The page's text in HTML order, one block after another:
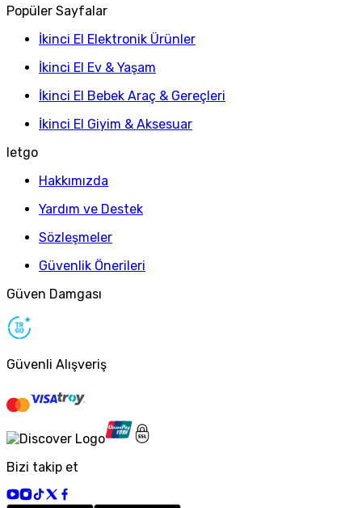
Popüler Sayfalar
İkinci El Elektronik Ürünler
İkinci El Ev & Yaşam
İkinci El Bebek Araç & Gereçleri
İkinci El Giyim & Aksesuar
letgo
Hakkımızda
Yardım ve Destek
Sözleşmeler
Güvenlik Önerileri
Güven Damgası
Güvenli Alışveriş
Bizi takip et